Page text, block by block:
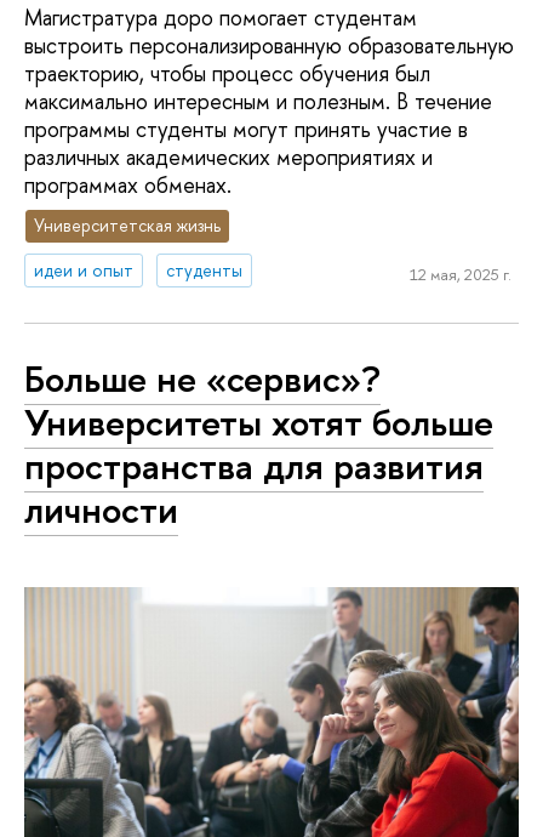
Магистратура доро помогает студентам
выстроить персонализированную образовательную
траекторию, чтобы процесс обучения был
максимально интересным и полезным. В течение
программы студенты могут принять участие в
различных академических мероприятиях и
программах обменах.
Университетская жизнь
идеи и опыт
студенты 12 мая, 2025 г.
Больше не «сервис»?
Университеты хотят больше
пространства для развития
личности